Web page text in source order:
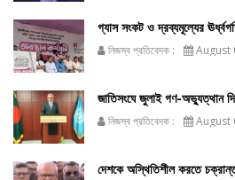
গ্যাস সংকট ও দ্রব্যমূল্যের
নিজস্ব প্রতিবেদক : August
জাতিসংঘে জুলাই গণ-অভ্যুত্থান
নিজস্ব প্রতিবেদক : August
দেশকে অস্থিতিশীল করতে